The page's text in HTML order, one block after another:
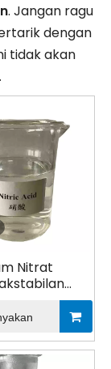
. Jangan ragu
dengan
tidak akan
Nitrat
untuk Pupuk